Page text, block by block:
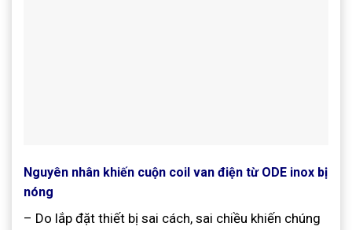
Nguyên nhân khiến cuộn coil van điện từ ODE inox bị
nóng
– Do lắp đặt thiết bị sai cách, sai chiều khiến chúng